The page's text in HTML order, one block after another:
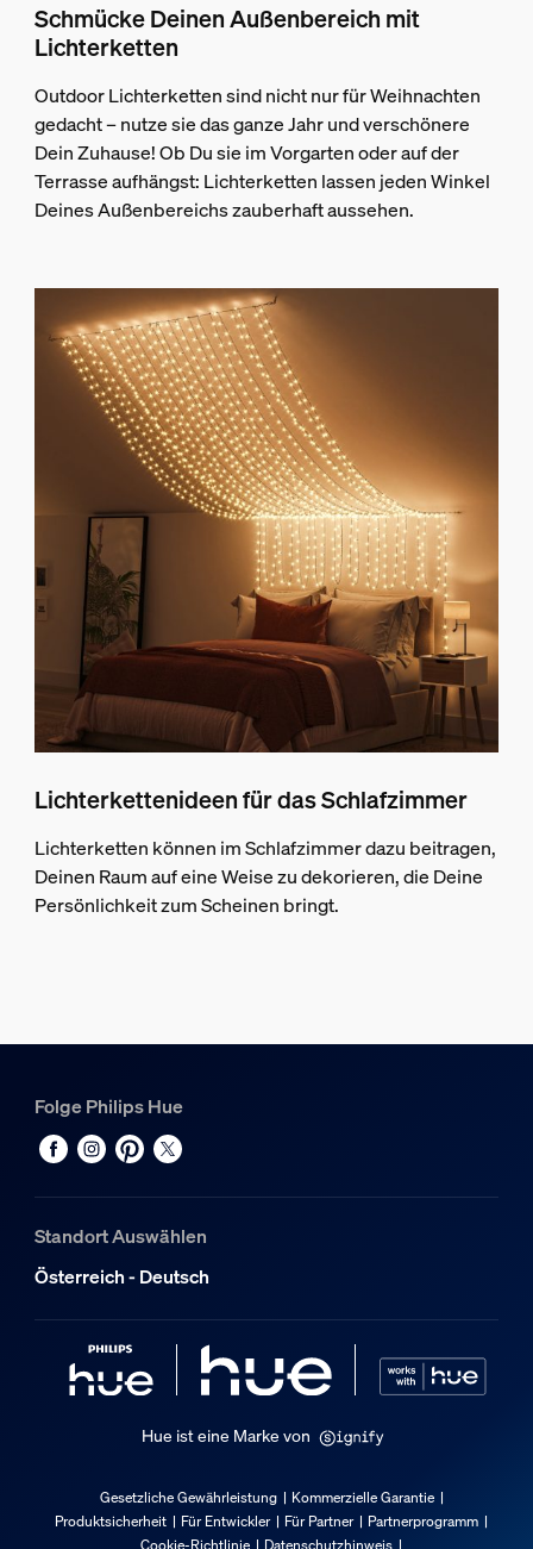
Schmücke Deinen Außenbereich mit
Lichterketten
Outdoor Lichterketten sind nicht nur für Weihnachten
gedacht – nutze sie das ganze Jahr und verschönere
Dein Zuhause! Ob Du sie im Vorgarten oder auf der
Terrasse aufhängst: Lichterketten lassen jeden Winkel
Deines Außenbereichs zauberhaft aussehen.
Lichterkettenideen für das Schlafzimmer
Lichterketten können im Schlafzimmer dazu beitragen,
Deinen Raum auf eine Weise zu dekorieren, die Deine
Persönlichkeit zum Scheinen bringt.
Folge Philips Hue
Standort Auswählen
Österreich - Deutsch
Hue ist eine Marke von
Gesetzliche Gewährleistung
Kommerzielle Garantie
Produktsicherheit
Für Entwickler Für Partner
Partnerprogramm
Cookie-Richtlinie
Datenschutzhinweis